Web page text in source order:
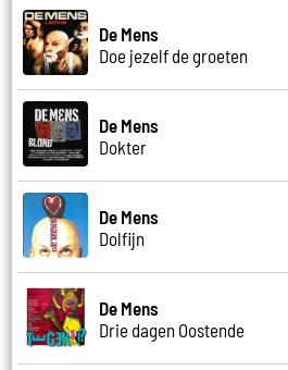
De Mens
Doe jezelf de groeten
De Mens
Dokter
De Mens
Dolfijn
De Mens
Drie dagen Oostende